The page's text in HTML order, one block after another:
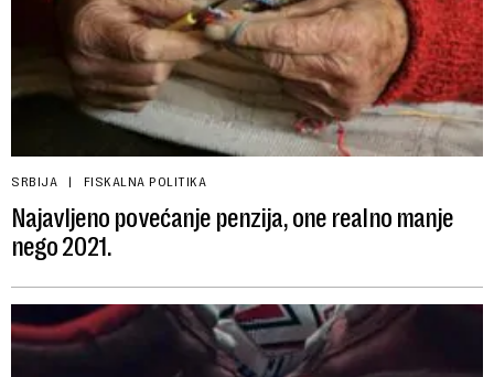
SRBIJA FISKALNA POLITIKA
Najavljeno povećanje penzija, one realno manje
nego 2021.